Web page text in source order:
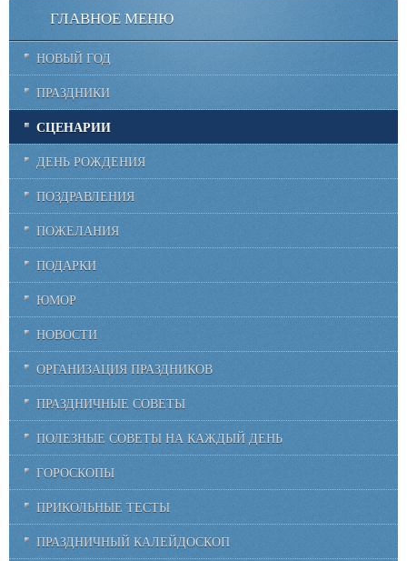
ГЛАВНОЕ МЕНЮ
НОВЫЙ ГОД
ПРАЗДНИКИ
СЦЕНАРИИ
ДЕНЬ РОЖДЕНИЯ
ПОЗДРАВЛЕНИЯ
ПОЖЕЛАНИЯ
ПОДАРКИ
ЮМОР
НОВОСТИ
ОРГАНИЗАЦИЯ ПРАЗДНИКОВ
ПРАЗДНИЧНЫЕ СОВЕТЫ
ПОЛЕЗНЫЕ СОВЕТЫ НА КАЖДЫЙ ДЕНЬ
ГОРОСКОПЫ
ПРИКОЛЬНЫЕ ТЕСТЫ
ПРАЗДНИЧНЫЙ КАЛЕЙДОСКОП